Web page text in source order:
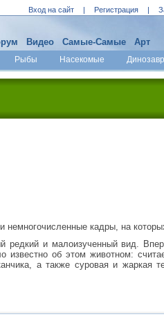
Вход на сайт | Регистрация |
Рыбы Насекомые
Видео Самые-Самые Арт
немногочисленные кадры, на
редкий и малоизученный вид.
об этом животном:
а также суровая и жаркая